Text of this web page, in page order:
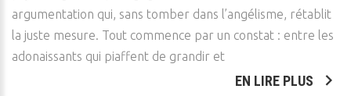
argumentation qui, sans tomber dans l’angélisme, rétablit
la juste mesure. Tout commence par un constat : entre les
adonaissants qui piaffent de grandir et
EN LIRE PLUS